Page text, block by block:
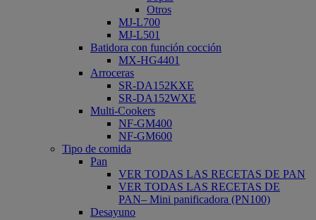
Otros
MJ-L700
MJ-L501
Batidora con función cocción
MX-HG4401
Arroceras
SR-DA152KXE
SR-DA152WXE
Multi-Cookers
NF-GM400
NF-GM600
Tipo de comida
Pan
VER TODAS LAS RECETAS DE PAN
VER TODAS LAS RECETAS DE
PAN– Mini panificadora (PN100)
Desayuno